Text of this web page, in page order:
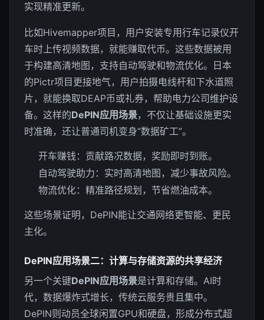
实现精准更新。
比如Hivemapper项目，用户安装专用行车记录仪开
车时上传视频数据，就能赚取代币。这些数据被用
于构建高清地图，支持自动驾驶和物流优化。日本
的Pictr项目更接地气，用户拍摄电线杆和下水道照
片，就能换取DEAP币或礼券，帮助电力公司维护设
备。这样的DePIN应用场景，不仅让基础设施更实
时准确，还让普通司机变身“数据矿工”。
开车赚钱：贡献路况数据，奖励即时到账。
自动驾驶助力：实时高清地图，减少事故风险。
物流优化：精准路径规划，节省燃油成本。
这些场景证明，DePIN能让交通网络更智能、更民
主化。
DePIN应用场景二：计算与存储资源的共享经济
另一个关键DePIN应用场景是计算和存储。AI时
代，数据爆炸式增长，传统云服务贵且集中。
DePIN则动员全球闲置GPU和硬盘，形成分布式超